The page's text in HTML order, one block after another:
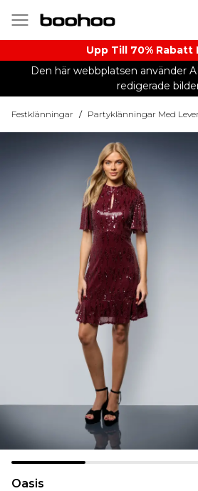
Upp Till 70% Rabatt
Den här webbplatsen använder
redigerade
Festklänningar / Partyklänningar Med
Oasis